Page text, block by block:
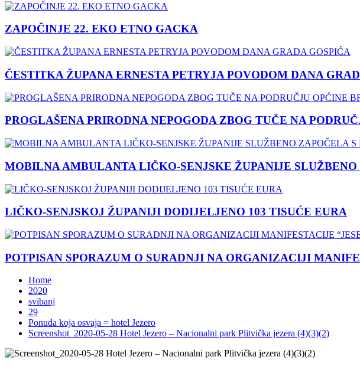
ZAPOČINJE 22. EKO ETNO GACKA
ČESTITKA ŽUPANA ERNESTA PETRYJA POVODOM DANA
PROGLAŠENA PRIRODNA NEPOGODA ZBOG TUČE NA
MOBILNA AMBULANTA LIČKO-SENJSKE ŽUPANIJE
LIČKO-SENJSKOJ ŽUPANIJI DODIJELJENO 103 TISUĆE EURA
POTPISAN SPORAZUM O SURADNJI NA ORGANIZACIJI
Home
2020
svibanj
29
Ponuda koja osvaja = hotel Jezero
Screenshot_2020-05-28 Hotel Jezero – Nacionalni park Plitvička jezera (4)(3)(2)